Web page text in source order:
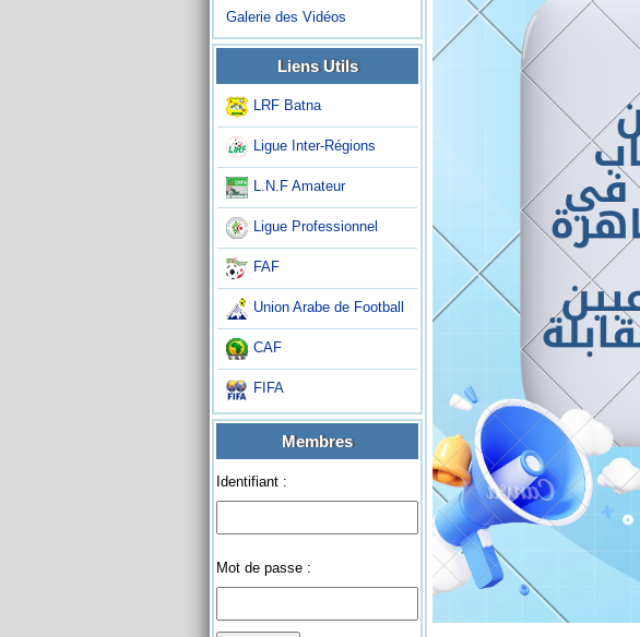
Galerie des Vidéos
Liens Utils
LRF Batna
Ligue Inter-Régions
L.N.F Amateur
Ligue Professionnel
FAF
Union Arabe de Football
CAF
FIFA
Membres
Identifiant :
Mot de passe :